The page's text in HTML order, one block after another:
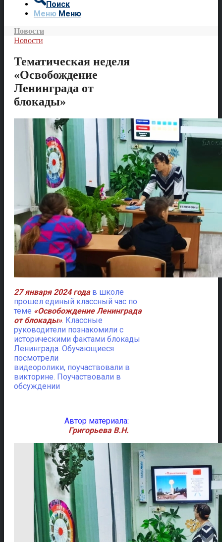
Поиск
Меню Меню
Новости
Новости
Тематическая неделя
«Освобождение
Ленинграда от
блокады»
27 января 2024 годав школе
прошел единый классный час по
теме «Освобождение Ленинграда
от блокады». Классные
руководители познакомили с
историческими фактами блокады
Ленинграда. Обучающиеся
посмотрели
видеоролики, поучаствовали в
викторине. Поучаствовали в
обсуждении
Автор материала:
Григорьева В.Н.